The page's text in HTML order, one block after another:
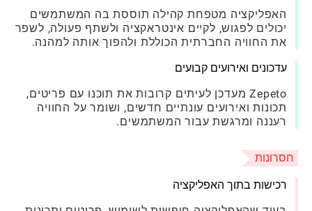
האפליקציה מטפחת קהילה תוססת בה המשתמשים
יכולים לפגוש, לקיים אינטראקציה ולשתף פעולה, לשפר
את החוויה החברתית הכוללת ולהפוך אותה למהנה.
עדכונים ואירועים קבועים
Zepeto מעדכן לעיתים קרובות את תוכנו עם פריטים,
תכונות ואירועים עונתיים חדשים, ושומר על החוויה
רעננה ומרגשת עבור המשתמשים.
חסרונות
רכישות בתוך האפליקציה